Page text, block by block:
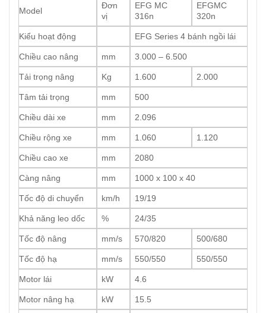
Model
Đơn
vị
EFG MC
316n
EFGMC
320n
Kiểu hoạt động EFG Series 4 bánh ngồi lái
Chiều cao nâng mm 3.000 – 6.500
Tải trọng nâng Kg 1.600 2.000
Tâm tải trọng mm 500
Chiều dài xe mm 2.096
Chiều rộng xe mm 1.060 1.120
Chiều cao xe mm 2080
Càng nâng mm 1000 x 100 x 40
Tốc độ di chuyển km/h 19/19
Khả năng leo dốc % 24/35
Tốc độ nâng mm/s 570/820 500/680
Tốc độ hạ mm/s 550/550 550/550
Motor lái kW 4.6
Motor nâng hạ kW 15.5